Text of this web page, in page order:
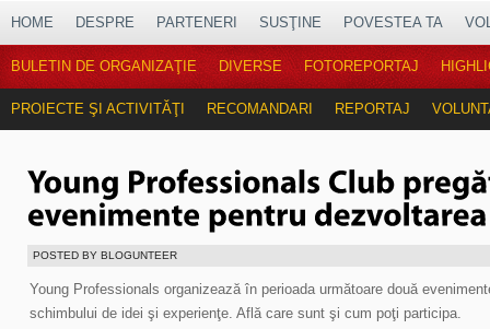
HOME DESPRE PARTENERI SUSŢINE POVESTEA TA
BULETIN DE ORGANIZAŢIE DIVERSE FOTOREPORTAJ
PROIECTE ŞI ACTIVITĂŢI RECOMANDARI REPORTAJ
POSTED BY BLOGUNTEER
Young Professionals organizează în perioada următoare două
schimbului de idei şi experienţe. Află care sunt şi cum poţi participa.